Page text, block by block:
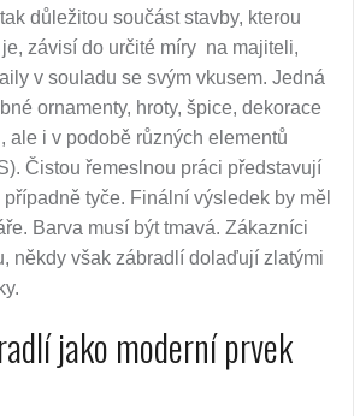
důležitou součást stavby, kterou
závisí do určité míry na majiteli,
v souladu se svým vkusem. Jedná
ornamenty, hroty, špice, dekorace
ale i v podobě různých elementů
Čistou řemeslnou práci představují
případně tyče. Finální výsledek by měl
Barva musí být tmavá. Zákazníci
někdy však zábradlí dolaďují zlatými
jako moderní prvek